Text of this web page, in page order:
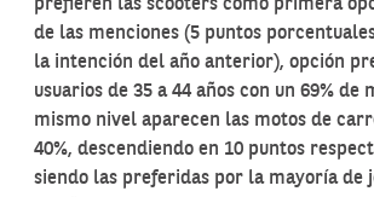
prefieren las scooters como primera
de las menciones (5 puntos
la intención del año anterior), opción
usuarios de 35 a 44 años con un 69% de
mismo nivel aparecen las motos de
40%, descendiendo en 10 puntos
siendo las preferidas por la mayoría de